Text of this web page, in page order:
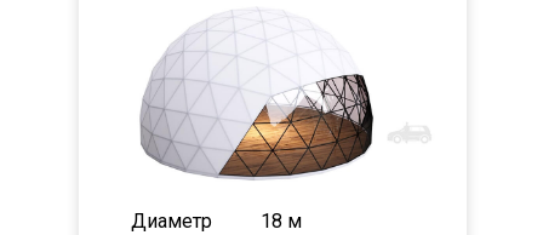
18 м
Диаметр